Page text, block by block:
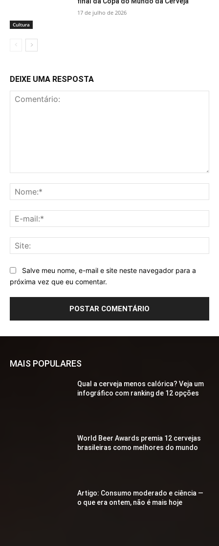
Cultura
17 de julho de 2026
DEIXE UMA RESPOSTA
Salve meu nome, e-mail e site neste navegador para a
próxima vez que eu comentar.
MAIS POPULARES
Qual a cerveja menos calórica? Veja um
infográfico com ranking de 12 opções
World Beer Awards premia 12 cervejas
brasileiras como melhores do mundo
Artigo: Consumo moderado e ciência —
o que era ontem, não é mais hoje